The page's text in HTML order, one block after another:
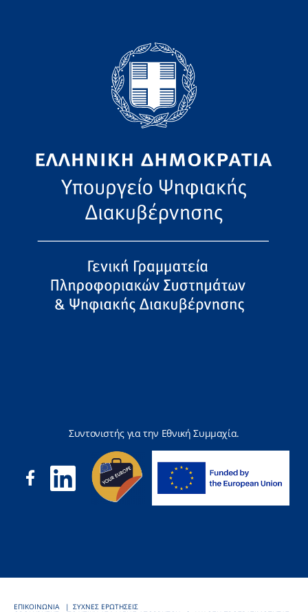
Συντονιστής για την Εθνική Συμμαχία.
ΕΠΙΚΟΙΝΩΝΙΑ
ΣΥΧΝΕΣ ΕΡΩΤΗΣΕΙΣ